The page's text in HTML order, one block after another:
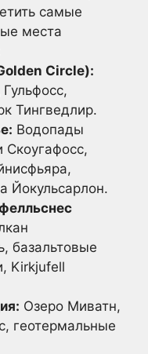
самые
места
Circle):
Тингведлир.
Водопады
Скоугафосс,
Йокульсарлон.
базальтовые
Kirkjufell
Озеро Миватн,
геотермальные